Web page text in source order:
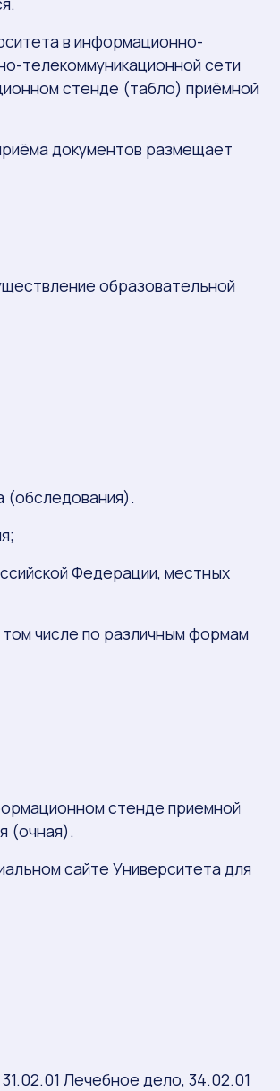
в информационно-
телекоммуникационной сети
стенде (табло) приёмной
документов размещает
образовательной
(обследования).
Федерации, местных
числе по различным формам
стенде приемной
(очная).
сайте Университета для
Лечебное дело, 34.02.01